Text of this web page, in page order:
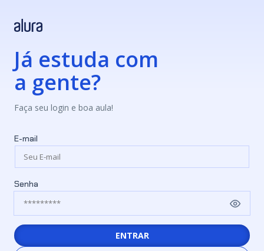
Já estuda com
a gente?
Faça seu login e boa aula!
E-mail
Senha
ENTRAR